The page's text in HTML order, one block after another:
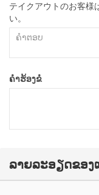
テイクアウトのお客様
い。
ຄຳຮ້ອງຂໍ
ລາຍລະອຽດຂອງ